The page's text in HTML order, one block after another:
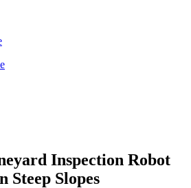
Inspection Robot
Steep Slopes